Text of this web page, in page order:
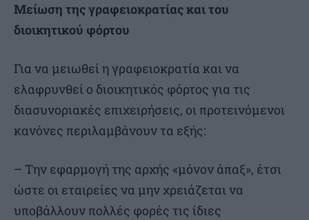
Μείωση της γραφειοκρατίας και του
διοικητικού φόρτου
Για να μειωθεί η γραφειοκρατία και να
ελαφρυνθεί ο διοικητικός φόρτος για τις
διασυνοριακές επιχειρήσεις, οι προτεινόμενοι
κανόνες περιλαμβάνουν τα εξής:
– Την εφαρμογή της αρχής «μόνον άπαξ», έτσι
ώστε οι εταιρείες να μην χρειάζεται να
υποβάλλουν πολλές φορές τις ίδιες